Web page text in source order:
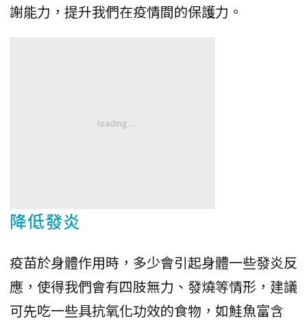
謝能力，提升我們在疫情間的保護力。
降低發炎
疫苗於身體作用時，多少會引起身體一些發炎反
應，使得我們會有四肢無力、發燒等情形，建議
可先吃一些具抗氧化功效的食物，如鮭魚富含